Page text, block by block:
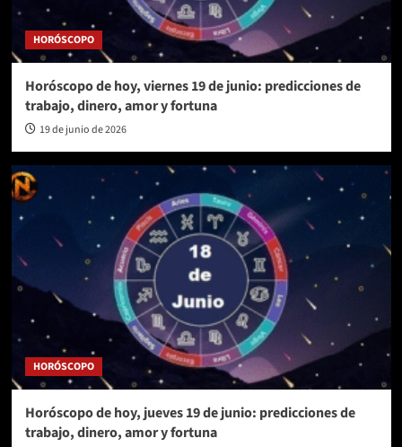
HORÓSCOPO
Horóscopo de hoy, viernes 19 de junio: predicciones de
trabajo, dinero, amor y fortuna
19 de junio de 2026
HORÓSCOPO
Horóscopo de hoy, jueves 19 de junio: predicciones de
trabajo, dinero, amor y fortuna